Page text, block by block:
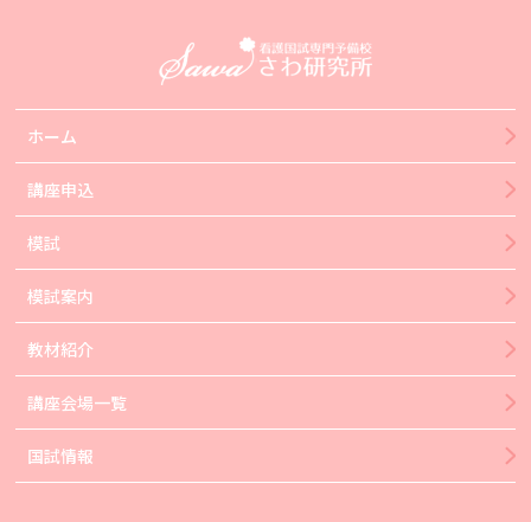
ホーム
講座申込
模試
模試案内
教材紹介
講座会場一覧
国試情報